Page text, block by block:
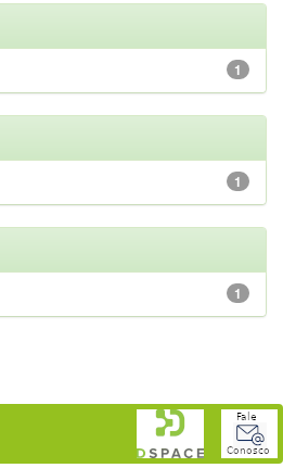
1
1
1